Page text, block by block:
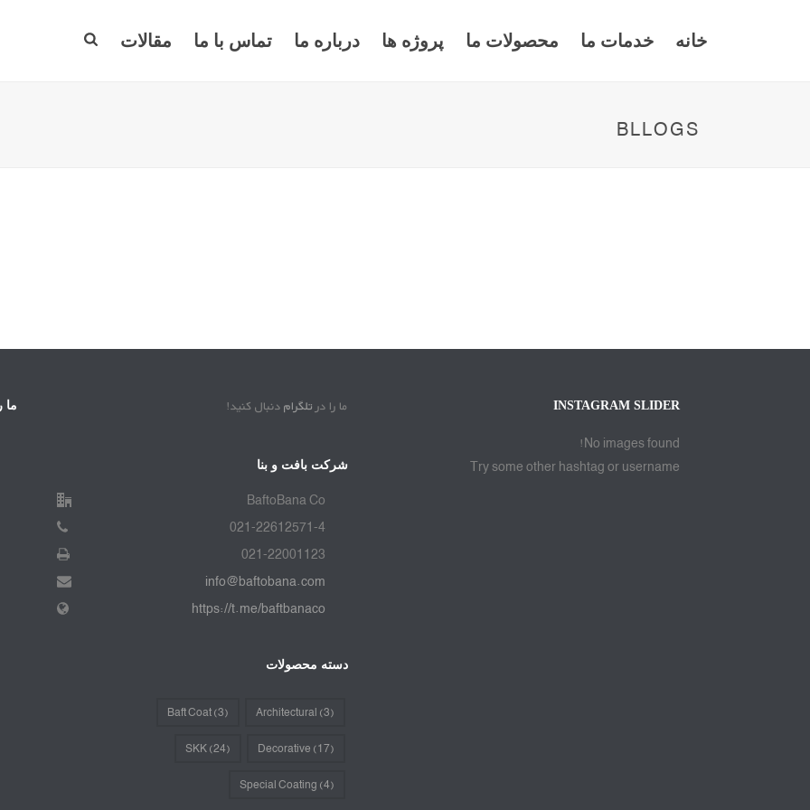
خانه خدمات ما محصولات ما پروژه ها درباره ما تماس با ما مقالات
BLLOGS
ما ما را در تلگرامدنبال کنید!
شرکت بافت و بنا
BaftoBana Co
021-22612571-4
021-22001123
info@baftobana.com
https://t.me/baftbanaco
دسته محصولات
Architectural (3)
Baft Coat(3)
Decorative (17)
SKK(24)
Special Coating (4)
INSTAGRAM SLIDER
No images found!
Try some other hashtag or username